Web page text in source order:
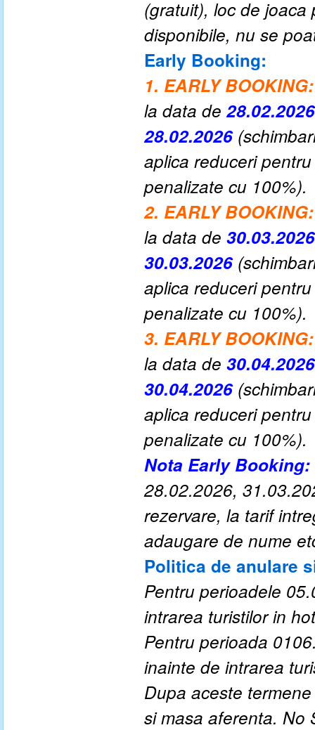
(gratuit), loc de joaca
disponibile, nu se
Early Booking:
1. EARLY BOOKING:
la data de
28.02.2026
aplica reduceri
penalizate cu 100%).
2. EARLY BOOKING:
la data de
30.03.2026
aplica reduceri
penalizate cu 100%).
3. EARLY BOOKING:
la data de
30.04.2026
aplica reduceri
penalizate cu 100%).
Nota Early Booking:
28.02.2026,
rezervare, la tarif
adaugare de nume
Politica de anulare
Pentru perioadele
intrarea turistilor in
Pentru perioada
inainte de intrarea
Dupa aceste
si masa aferenta. No